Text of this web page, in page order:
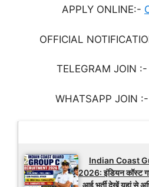
APPLY ONLINE:-
OFFICIAL
TELEGRAM JOIN :-
WHATSAPP JOIN :-
Indian Coast
2026: इंडियन कॉस्ट